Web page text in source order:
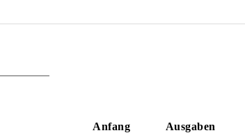
Anfang Ausgaben